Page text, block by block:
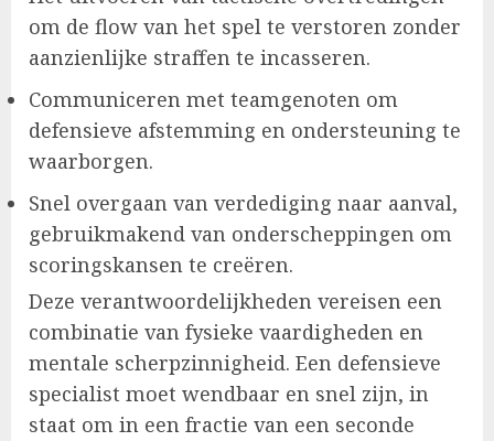
om de flow van het spel te verstoren zonder
aanzienlijke straffen te incasseren.
Communiceren met teamgenoten om
defensieve afstemming en ondersteuning te
waarborgen.
Snel overgaan van verdediging naar aanval,
gebruikmakend van onderscheppingen om
scoringskansen te creëren.
Deze verantwoordelijkheden vereisen een
combinatie van fysieke vaardigheden en
mentale scherpzinnigheid. Een defensieve
specialist moet wendbaar en snel zijn, in
staat om in een fractie van een seconde